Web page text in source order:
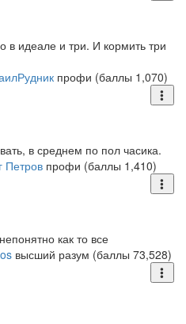
в идеале и три. И кормить три
профи (баллы 1,070)
в среднем по пол часика.
Петров профи (баллы 1,410)
как то все
высший разум (баллы 73,528)